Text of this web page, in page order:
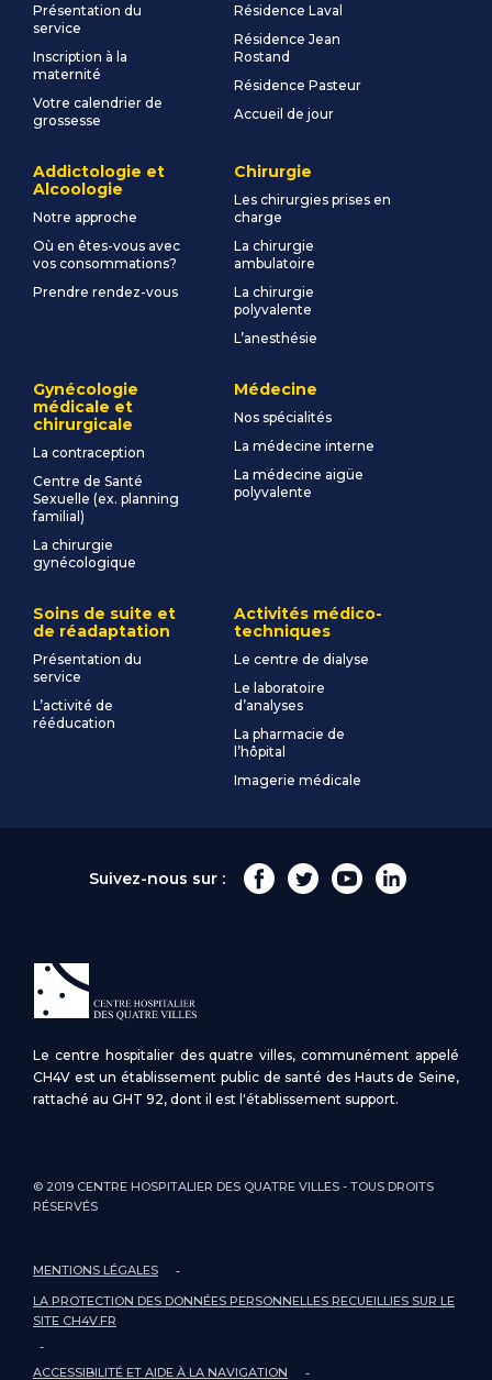
Présentation du
service
Inscription à la
maternité
Votre calendrier de
grossesse
Résidence Laval
Résidence Jean
Rostand
Résidence Pasteur
Accueil de jour
Addictologie et
Alcoologie
Notre approche
Où en êtes-vous avec
vos consommations?
Prendre rendez-vous
Chirurgie
Les chirurgies prises en
charge
La chirurgie
ambulatoire
La chirurgie
polyvalente
L’anesthésie
Gynécologie
médicale et
chirurgicale
La contraception
Centre de Santé
Sexuelle (ex. planning
familial)
La chirurgie
gynécologique
Médecine
Nos spécialités
La médecine interne
La médecine aigüe
polyvalente
Soins de suite et
de réadaptation
Présentation du
service
L’activité de
rééducation
Activités médico-
techniques
Le centre de dialyse
Le laboratoire
d’analyses
La pharmacie de
l’hôpital
Imagerie médicale
Suivez-nous sur :
Le centre hospitalier des quatre villes, communément appelé
CH4V est un établissement public de santé des Hauts de Seine,
rattaché au GHT 92, dont il est l'établissement support.
© 2019 CENTRE HOSPITALIER DES QUATRE VILLES - TOUS DROITS
RÉSERVÉS
MENTIONS LÉGALES
LA PROTECTION DES DONNÉES PERSONNELLES RECUEILLIES SUR LE
SITE CH4V.FR
ACCESSIBILITÉ ET AIDE À LA NAVIGATION